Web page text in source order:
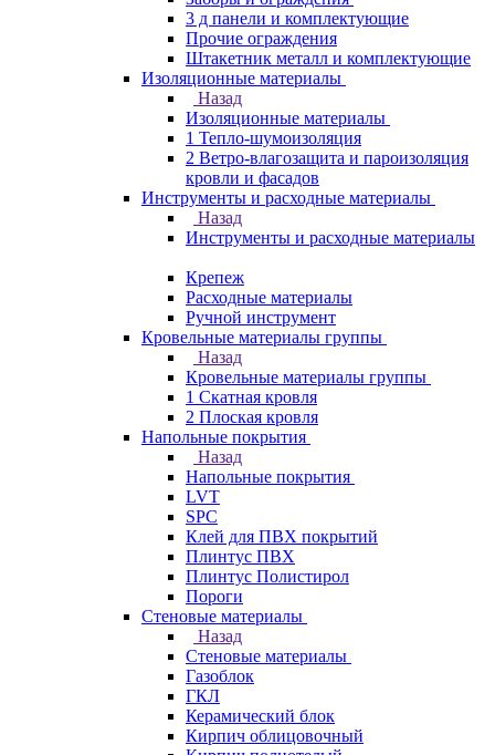
3 д панели и комплектующие
Прочие ограждения
Штакетник металл и комплектующие
Изоляционные материалы
Назад
Изоляционные материалы
1 Тепло-шумоизоляция
2 Ветро-влагозащита и пароизоляция
кровли и фасадов
Инструменты и расходные материалы
Назад
Инструменты и расходные материалы
Крепеж
Расходные материалы
Ручной инструмент
Кровельные материалы группы
Назад
Кровельные материалы группы
1 Скатная кровля
2 Плоская кровля
Напольные покрытия
Назад
Напольные покрытия
LVT
SPC
Клей для ПВХ покрытий
Плинтус ПВХ
Плинтус Полистирол
Пороги
Стеновые материалы
Назад
Стеновые материалы
Газоблок
ГКЛ
Керамический блок
Кирпич облицовочный